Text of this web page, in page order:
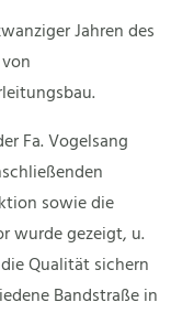
Jahren des
Fa. Vogelsang
sowie die
wurde gezeigt, u.
Qualität sichern
Bandstraße in